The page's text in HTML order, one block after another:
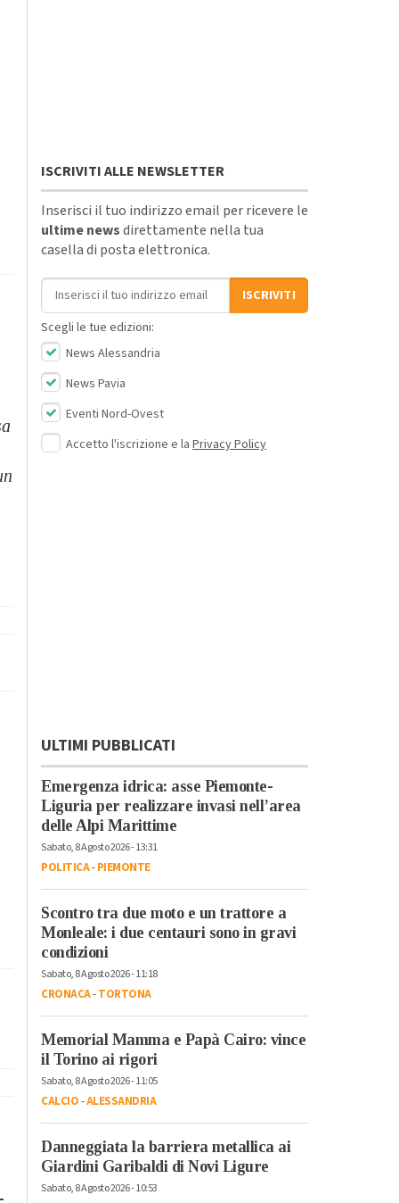
ISCRIVITI ALLE NEWSLETTER
Inserisci il tuo indirizzo email per ricevere le
ultime newsdirettamente nella tua
casella di posta elettronica.
Indirizzo email
ISCRIVITI
Scegli le tue edizioni:
News Alessandria
News Pavia
Eventi Nord-Ovest
Accetto l'iscrizione e la Privacy Policy
ULTIMI PUBBLICATI
Emergenza idrica: asse Piemonte-
Liguria per realizzare invasi nell’area
delle Alpi Marittime
Sabato, 8 Agosto 2026 - 13:31
POLITICA-PIEMONTE
Scontro tra due moto e un trattore a
Monleale: i due centauri sono in gravi
condizioni
Sabato, 8 Agosto 2026 - 11:18
CRONACA-TORTONA
Memorial Mamma e Papà Cairo: vince
il Torino ai rigori
Sabato, 8 Agosto 2026 - 11:05
CALCIO-ALESSANDRIA
Danneggiata la barriera metallica ai
Giardini Garibaldi di Novi Ligure
Sabato, 8 Agosto 2026 - 10:53